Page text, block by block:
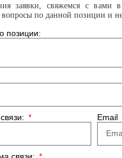
заявки, свяжемся с вами
вопросы по данной позиции и
позиции:
Email